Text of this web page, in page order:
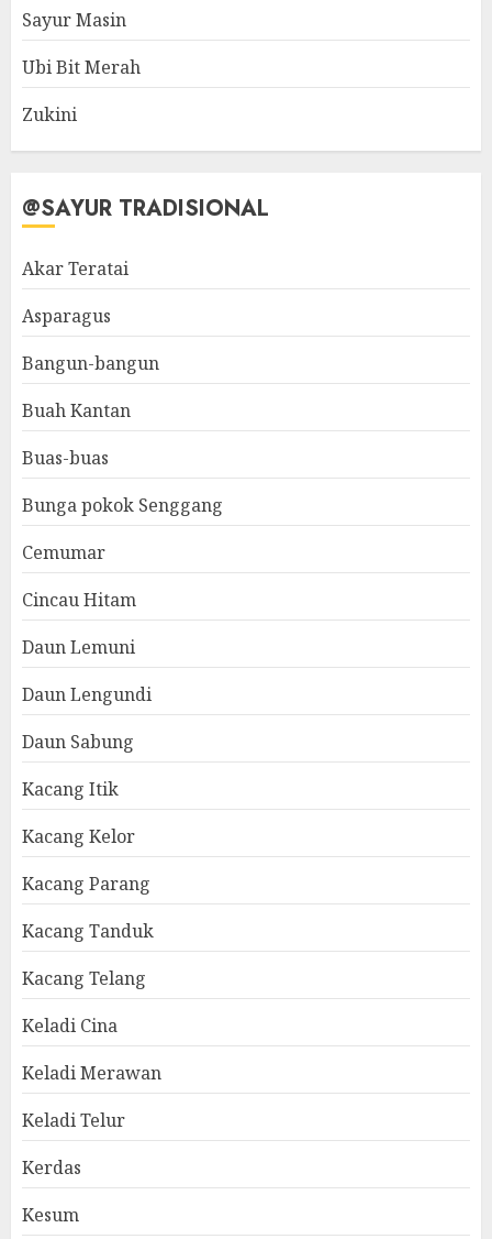
Sayur Masin
Ubi Bit Merah
Zukini
@SAYUR TRADISIONAL
Akar Teratai
Asparagus
Bangun-bangun
Buah Kantan
Buas-buas
Bunga pokok Senggang
Cemumar
Cincau Hitam
Daun Lemuni
Daun Lengundi
Daun Sabung
Kacang Itik
Kacang Kelor
Kacang Parang
Kacang Tanduk
Kacang Telang
Keladi Cina
Keladi Merawan
Keladi Telur
Kerdas
Kesum